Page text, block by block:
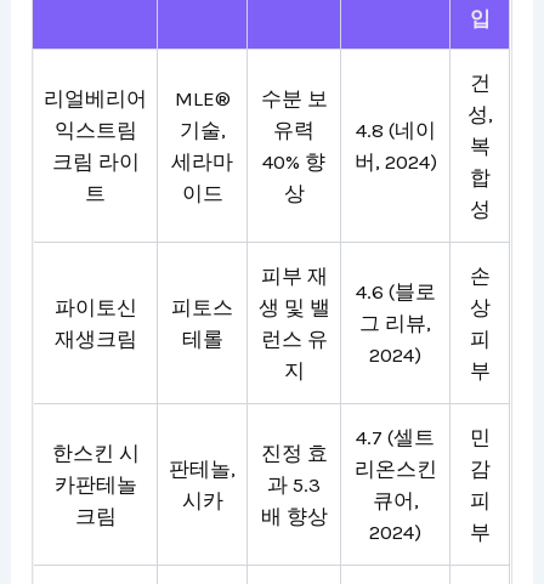
입
리얼베리어
익스트림
크림 라이
트
MLE®
기술,
세라마
이드
수분 보
유력
40% 향
상
4.8 (네이
버, 2024)
건
성,
복
합
성
파이토신
재생크림
피토스
테롤
피부 재
생 및 밸
런스 유
지
4.6 (블로
그 리뷰,
2024)
손
상
피
부
한스킨 시
카판테놀
크림
판테놀,
시카
진정 효
과 5.3
배 향상
4.7 (셀트
리온스킨
큐어,
2024)
민
감
피
부